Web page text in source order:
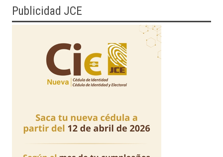
Publicidad JCE